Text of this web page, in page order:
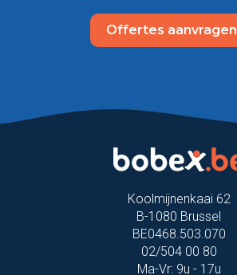
Offertes aanvragen
Koolmijnenkaai 62
B-1080 Brussel
BE0468.503.070
02/504 00 80
Ma-Vr: 9u - 17u